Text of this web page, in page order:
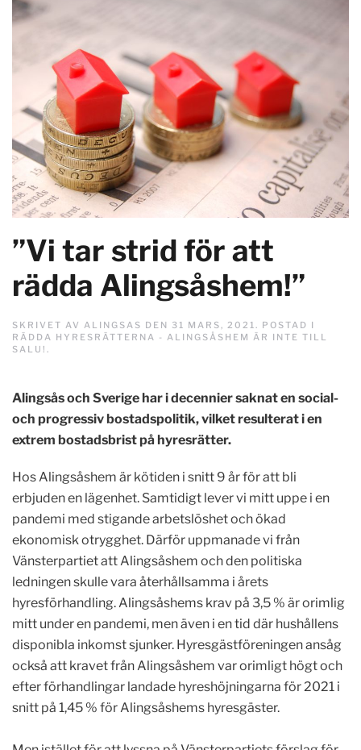
”Vi tar strid för att
rädda Alingsåshem!”
SKRIVET AV ALINGSAS DEN 31 MARS, 2021. POSTAD I
RÄDDA HYRESRÄTTERNA - ALINGSÅSHEM ÄR INTE TILL
SALU! .
Alingsås och Sverige har i decennier saknat en social-
och progressiv bostadspolitik, vilket resulterat i en
extrem bostadsbrist på hyresrätter.
Hos Alingsåshem är kötiden i snitt 9 år för att bli
erbjuden en lägenhet. Samtidigt lever vi mitt uppe i en
pandemi med stigande arbetslöshet och ökad
ekonomisk otrygghet. Därför uppmanade vi från
Vänsterpartiet att Alingsåshem och den politiska
ledningen skulle vara återhållsamma i årets
hyresförhandling. Alingsåshems krav på 3,5 % är orimlig
mitt under en pandemi, men även i en tid där hushållens
disponibla inkomst sjunker. Hyresgästföreningen ansåg
också att kravet från Alingsåshem var orimligt högt och
efter förhandlingar landade hyreshöjningarna för 2021 i
snitt på 1,45 % för Alingsåshems hyresgäster.